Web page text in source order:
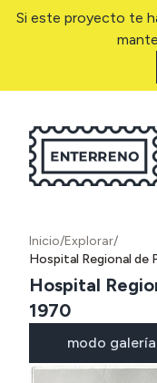
Si este proyecto te
Inicio/Explorar/
Hospital Regional de
Hospital
1970
modo galería